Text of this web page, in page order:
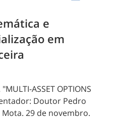
e
em
"MULTI-ASSET OPTIONS
Doutor Pedro
Mota. 29 de novembro.